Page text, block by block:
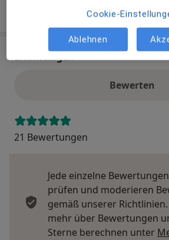
Mehr Detailsüber die
Erfahrungen
Bewerten
21 Bewertungen
Jede einzelne
prüfen und moderieren
gemäß unserer
mehr über Bewertungen
Sterne berechnen unter
Cookie-
Ablehnen